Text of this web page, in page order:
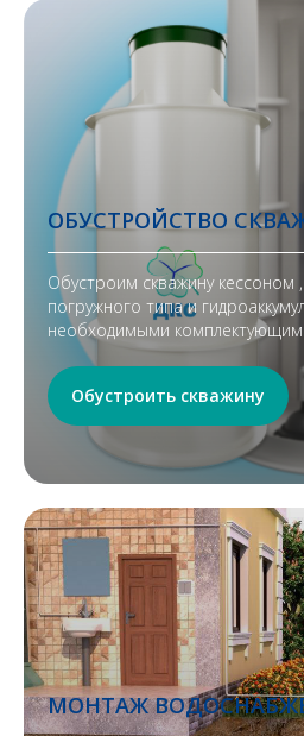
ОБУСТРОЙСТВО
Обустроим скважину кессоном
погружного типа и
необходимыми
Обустроить скважину
МОНТАЖ